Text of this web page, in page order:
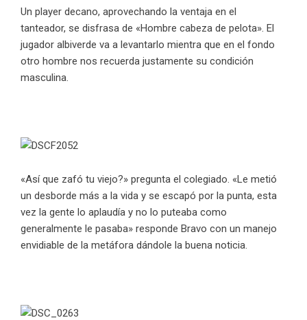
Un player decano, aprovechando la ventaja en el
tanteador, se disfrasa de «Hombre cabeza de pelota». El
jugador albiverde va a levantarlo mientra que en el fondo
otro hombre nos recuerda justamente su condición
masculina.
«Así que zafó tu viejo?» pregunta el colegiado. «Le metió
un desborde más a la vida y se escapó por la punta, esta
vez la gente lo aplaudía y no lo puteaba como
generalmente le pasaba» responde Bravo con un manejo
envidiable de la metáfora dándole la buena noticia.